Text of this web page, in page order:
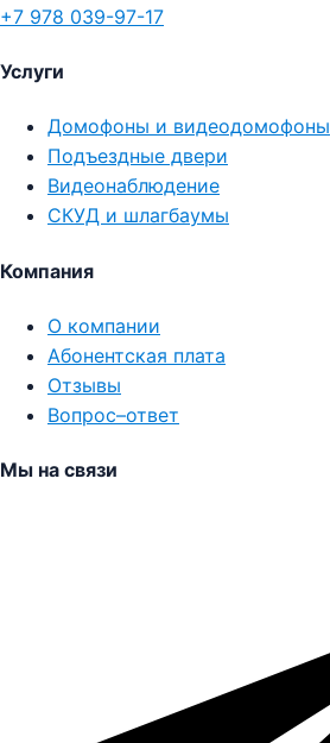
+7 978 039-97-17
Услуги
Домофоны и видеодомофоны
Подъездные двери
Видеонаблюдение
СКУД и шлагбаумы
Компания
О компании
Абонентская плата
Отзывы
Вопрос–ответ
Мы на связи